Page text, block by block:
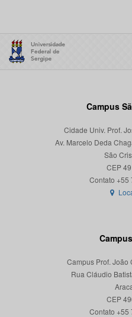
Campus
Cidade Univ. Prof.
Av. Marcelo Deda
São
CEP
Campus Prof. João
Rua Cláudio
CEP